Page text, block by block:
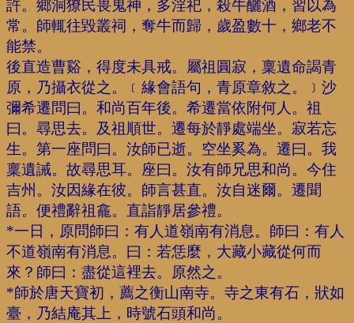
許。鄉洞獠民畏鬼神，多淫祀，殺牛釃酒，習以為
常。師輒往毀叢祠，奪牛而歸，歲盈數十，鄉老不
能禁。
後直造曹谿，得度未具戒。屬祖圓寂，稟遺命謁青
原，乃攝衣從之。﹝緣會語句，青原章敘之。﹞沙
彌希遷問曰。和尚百年後。希遷當依附何人。祖
曰。尋思去。及祖順世。遷每於靜處端坐。寂若忘
生。第一座問曰。汝師已逝。空坐奚為。遷曰。我
稟遺誡。故尋思耳。座曰。汝有師兄思和尚。今住
吉州。汝因緣在彼。師言甚直。汝自迷爾。遷聞
語。便禮辭祖龕。直詣靜居參禮。
*一日，原問師曰：有人道嶺南有消息。師曰：有人
不道嶺南有消息。曰：若恁麼，大藏小藏從何而
來？師曰：盡從這裡去。原然之。
*師於唐天寶初，薦之衡山南寺。寺之東有石，狀如
臺，乃結庵其上，時號石頭和尚。